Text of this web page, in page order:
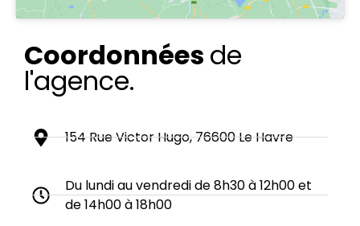
Coordonnées de
l'agence.
154 Rue Victor Hugo, 76600 Le Havre
Du lundi au vendredi de 8h30 à 12h00 et
de 14h00 à 18h00